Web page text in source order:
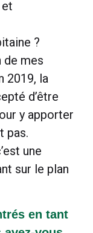
et
?
de mes
2019, la
d’être
y apporter
pas.
une
sur le plan
en tant